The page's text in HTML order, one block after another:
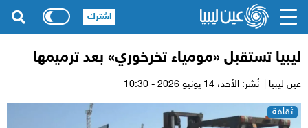
ليبيا تستقبل «مومياء تخرخوري» بعد ترميمها
عين ليبيا | نُشر: الأحد،
ثقافة
اشترك